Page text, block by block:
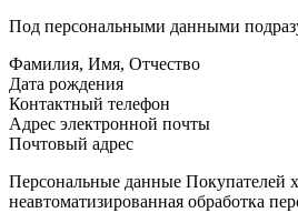
Под персональными данными
Фамилия, Имя, Отчество
Дата рождения
Контактный телефон
Адрес электронной почты
Почтовый адрес
Персональные данные Покупателей
неавтоматизированная обработка